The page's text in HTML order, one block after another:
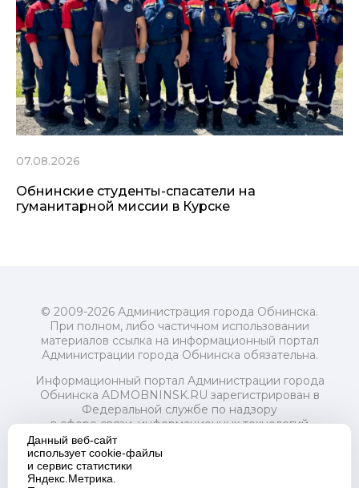
07.08.2026
Обнинские студенты-спасатели на
гуманитарной миссии в Курске
© 2009-2026 Администрация города Обнинска.
При полном, либо частичном использовании
материалов ссылка на информационный портал
Администрации города Обнинска обязательна.
Информационный портал Администрации города
Обнинска ADMOBNINSK.RU зарегистрирован в
Федеральной службе по надзору
в сфере связи, информационных технологий
и массовых коммуникаций (Роскомнадзор) 24 июля
2018 года.
Свидетельство о регистрации Эл № ФС77-73321
Данный веб-сайт
использует cookie-файлы
и сервис статистики
Яндекс.Метрика.